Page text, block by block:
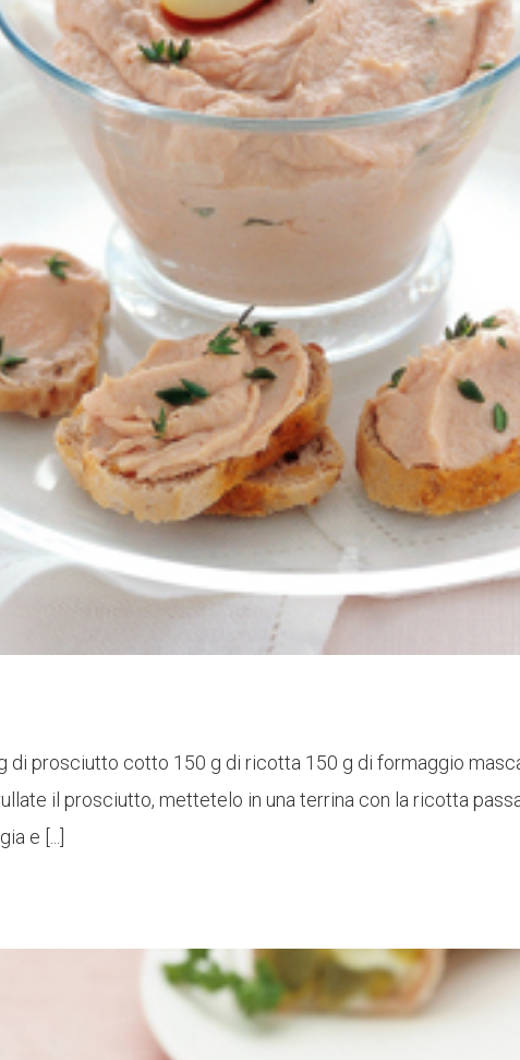
di prosciutto cotto 150 g di ricotta 150 g di formaggio
il prosciutto, mettetelo in una terrina con la ricotta
e [...]